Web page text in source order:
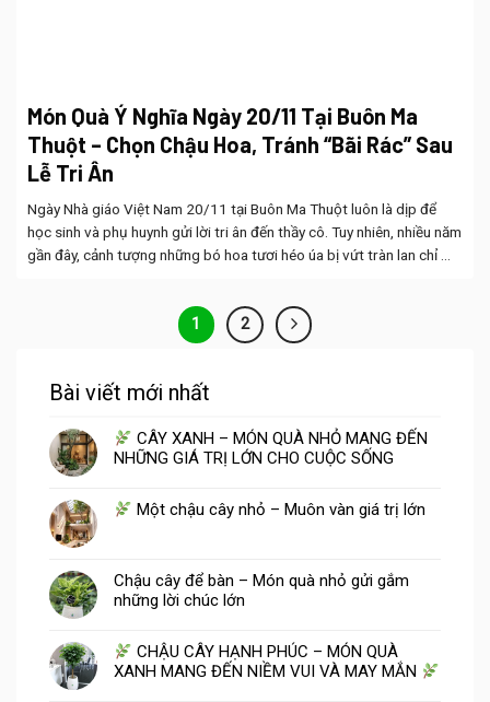
Món Quà Ý Nghĩa Ngày 20/11 Tại Buôn Ma
Thuột – Chọn Chậu Hoa, Tránh “Bãi Rác” Sau
Lễ Tri Ân
Ngày Nhà giáo Việt Nam 20/11 tại Buôn Ma Thuột luôn là dịp để
học sinh và phụ huynh gửi lời tri ân đến thầy cô. Tuy nhiên, nhiều năm
gần đây, cảnh tượng những bó hoa tươi héo úa bị vứt tràn lan chỉ ...
1 2
Bài viết mới nhất
CÂY XANH – MÓN QUÀ NHỎ MANG ĐẾN
NHỮNG GIÁ TRỊ LỚN CHO CUỘC SỐNG
Một chậu cây nhỏ – Muôn vàn giá trị lớn
Chậu cây để bàn – Món quà nhỏ gửi gắm
những lời chúc lớn
CHẬU CÂY HẠNH PHÚC – MÓN QUÀ
XANH MANG ĐẾN NIỀM VUI VÀ MAY MẮN